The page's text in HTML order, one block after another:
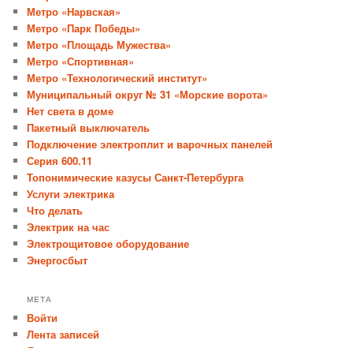
Метро «Нарвская»
Метро «Парк Победы»
Метро «Площадь Мужества»
Метро «Спортивная»
Метро «Технологический институт»
Муниципальный округ № 31 «Морские ворота»
Нет света в доме
Пакетный выключатель
Подключение электроплит и варочных панелей
Серия 600.11
Топонимические казусы Санкт-Петербурга
Услуги электрика
Что делать
Электрик на час
Электрощитовое оборудование
Энергосбыт
МЕТА
Войти
Лента записей